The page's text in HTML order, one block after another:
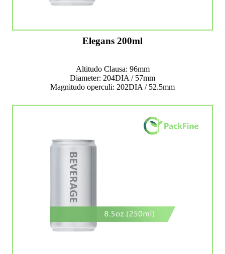
Elegans 200ml
Altitudo Clausa: 96mm
Diameter: 204DIA / 57mm
Magnitudo operculi: 202DIA / 52.5mm